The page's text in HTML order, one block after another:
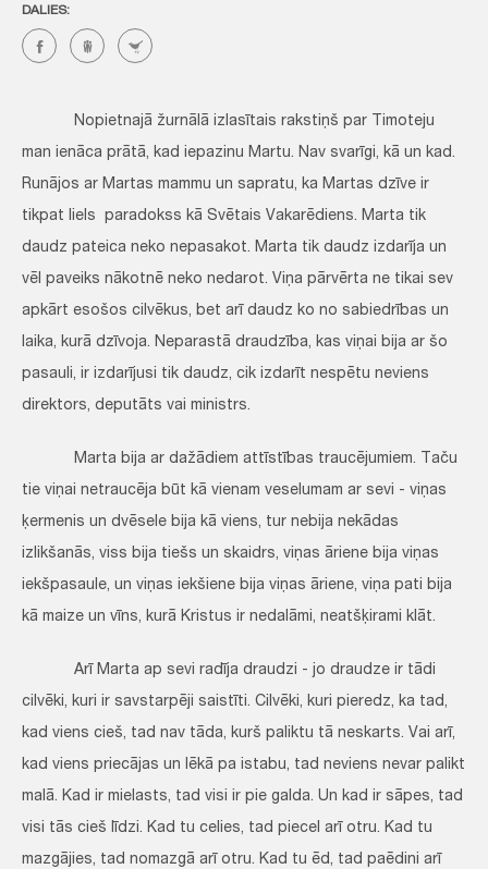
DALIES:
Nopietnajā žurnālā izlasītais rakstiņš par Timoteju
man ienāca prātā, kad iepazinu Martu. Nav svarīgi, kā un kad.
Runājos ar Martas mammu un sapratu, ka Martas dzīve ir
tikpat liels paradokss kā Svētais Vakarēdiens. Marta tik
daudz pateica neko nepasakot. Marta tik daudz izdarīja un
vēl paveiks nākotnē neko nedarot. Viņa pārvērta ne tikai sev
apkārt esošos cilvēkus, bet arī daudz ko no sabiedrības un
laika, kurā dzīvoja. Neparastā draudzība, kas viņai bija ar šo
pasauli, ir izdarījusi tik daudz, cik izdarīt nespētu neviens
direktors, deputāts vai ministrs.
Marta bija ar dažādiem attīstības traucējumiem. Taču
tie viņai netraucēja būt kā vienam veselumam ar sevi - viņas
ķermenis un dvēsele bija kā viens, tur nebija nekādas
izlikšanās, viss bija tiešs un skaidrs, viņas āriene bija viņas
iekšpasaule, un viņas iekšiene bija viņas āriene, viņa pati bija
kā maize un vīns, kurā Kristus ir nedalāmi, neatšķirami klāt.
Arī Marta ap sevi radīja draudzi - jo draudze ir tādi
cilvēki, kuri ir savstarpēji saistīti. Cilvēki, kuri pieredz, ka tad,
kad viens cieš, tad nav tāda, kurš paliktu tā neskarts. Vai arī,
kad viens priecājas un lēkā pa istabu, tad neviens nevar palikt
malā. Kad ir mielasts, tad visi ir pie galda. Un kad ir sāpes, tad
visi tās cieš līdzi. Kad tu celies, tad piecel arī otru. Kad tu
mazgājies, tad nomazgā arī otru. Kad tu ēd, tad paēdini arī